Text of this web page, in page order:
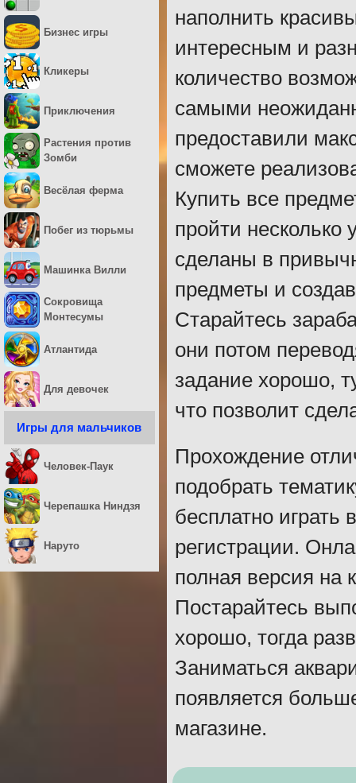
наполнить
интересным и
количество
самыми
предоставили
сможете
Купить все
пройти несколько
сделаны в
предметы и
Старайтесь
они потом
задание хорошо,
что позволит
Прохождение
подобрать
бесплатно
регистрации.
полная версия на
Постарайтесь
хорошо, тогда
Заниматься
появляется
магазине.
Бизнес игры
Кликеры
Приключения
Растения против
Зомби
Весёлая ферма
Побег из тюрьмы
Машинка Вилли
Сокровища
Монтесумы
Атлантида
Для девочек
Игры для мальчиков
Человек-Паук
Черепашка Ниндзя
Наруто